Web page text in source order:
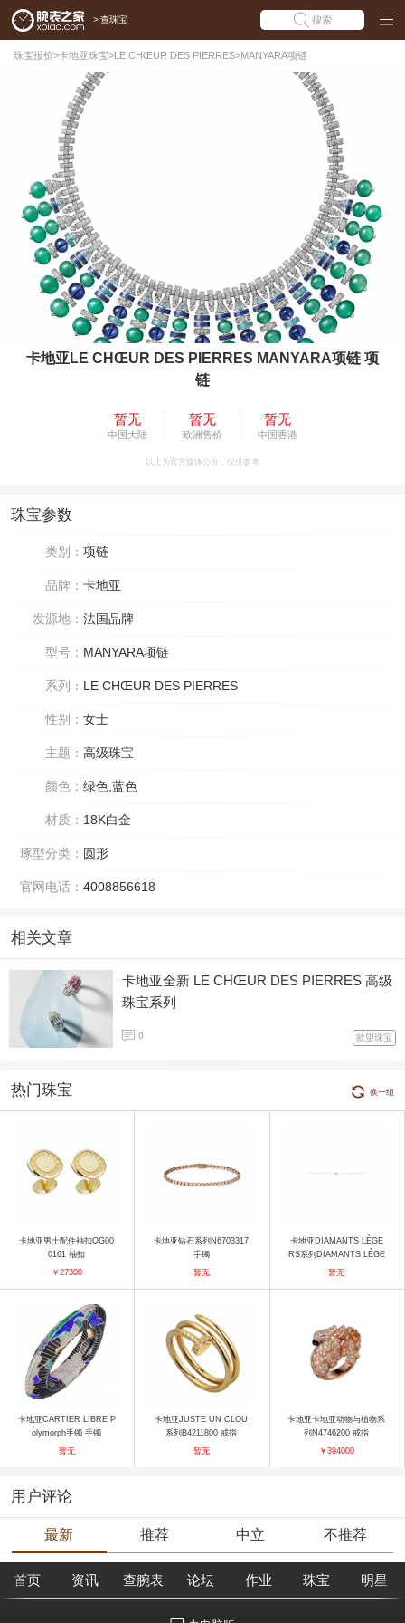
> 查珠宝 搜索
珠宝报价>卡地亚珠宝>LE CHŒUR DES PIERRES>MANYARA项链
卡地亚LE CHŒUR DES PIERRES MANYARA项链 项
链
暂无
中国大陆
暂无
欧洲售价
暂无
中国香港
以上为官方媒体公价，仅供参考
珠宝参数
类别： 项链
品牌： 卡地亚
发源地： 法国品牌
型号： MANYARA项链
系列： LE CHŒUR DES PIERRES
性别： 女士
主题： 高级珠宝
颜色： 绿色,蓝色
材质： 18K白金
琢型分类： 圆形
官网电话： 4008856618
相关文章
卡地亚全新 LE CHŒUR DES PIERRES 高级
珠宝系列
0 欲望珠宝
热门珠宝 换一组
卡地亚男士配件袖扣OG00
0161 袖扣
￥27300
卡地亚钻石系列N6703317
手镯
暂无
卡地亚DIAMANTS LÉGE
RS系列DIAMANTS LÉGE
RS B6043300 手镯
暂无
卡地亚CARTIER LIBRE P
olymorph手镯 手镯
暂无
卡地亚JUSTE UN CLOU
系列B4211800 戒指
暂无
卡地亚卡地亚动物与植物系
列N4746200 戒指
￥394000
用户评论
最新 推荐 中立 不推荐
首页 资讯 查腕表 论坛 作业 珠宝 明星